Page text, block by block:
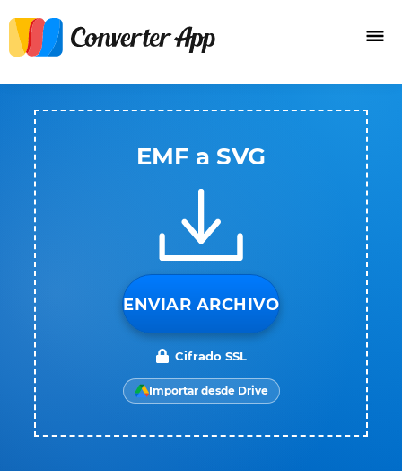
EMF a SVG
ENVIAR ARCHIVO
Cifrado SSL
Importar desde Drive